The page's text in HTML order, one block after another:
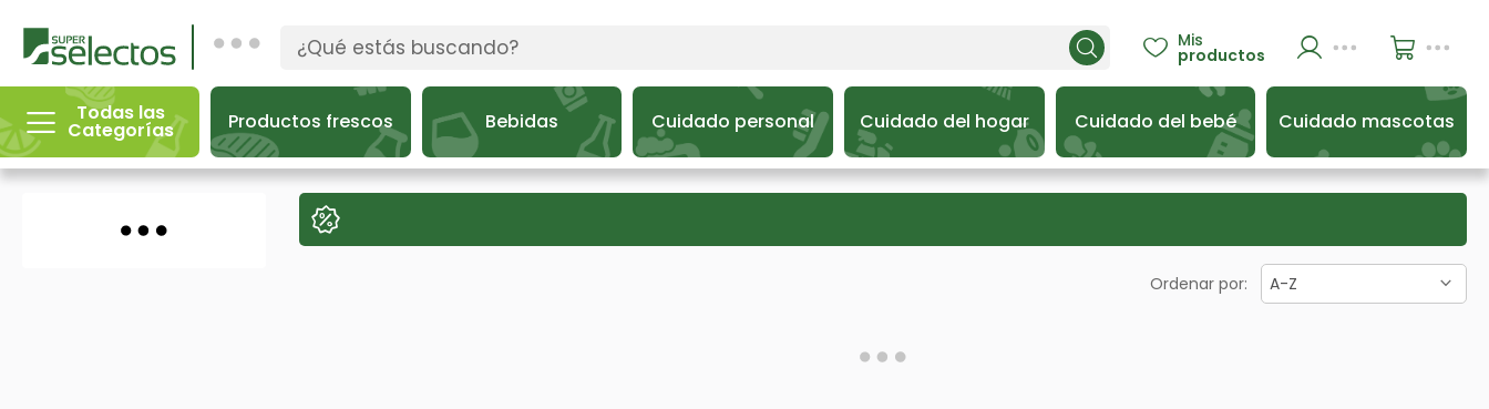
 Mis
productos
Todas las
Categorías Productos frescos Bebidas Cuidado personal Cuidado del hogar Cuidado del bebé Cuidado mascotas
Ordenar por: A-Z